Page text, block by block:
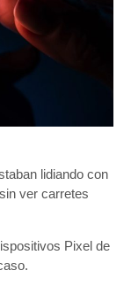
lidiando con
ver carretes
Pixel de